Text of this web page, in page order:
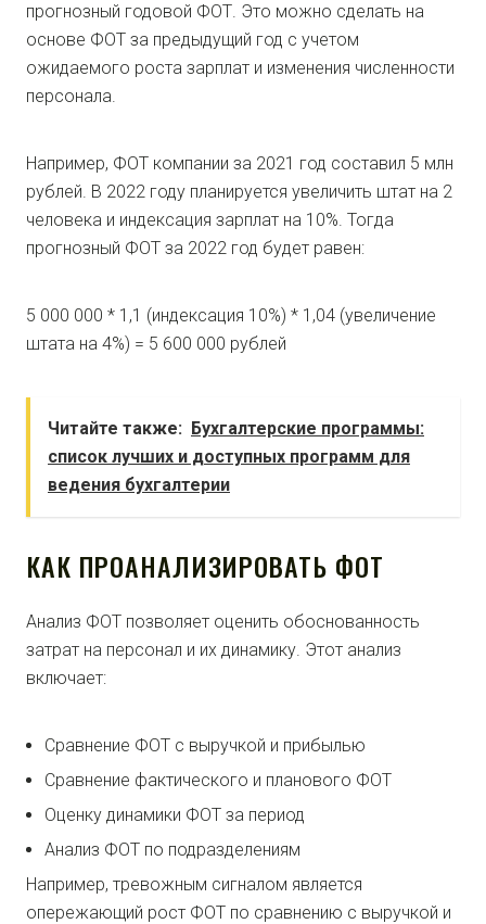
прогнозный годовой ФОТ. Это можно сделать на
основе ФОТ за предыдущий год с учетом
ожидаемого роста зарплат и изменения численности
персонала.
Например, ФОТ компании за 2021 год составил 5 млн
рублей. В 2022 году планируется увеличить штат на 2
человека и индексация зарплат на 10%. Тогда
прогнозный ФОТ за 2022 год будет равен:
5 000 000 * 1,1 (индексация 10%) * 1,04 (увеличение
штата на 4%) = 5 600 000 рублей
Читайте также: Бухгалтерские программы:
список лучших и доступных программ для
ведения бухгалтерии
КАК ПРОАНАЛИЗИРОВАТЬ ФОТ
Анализ ФОТ позволяет оценить обоснованность
затрат на персонал и их динамику. Этот анализ
включает:
Сравнение ФОТ с выручкой и прибылью
Сравнение фактического и планового ФОТ
Оценку динамики ФОТ за период
Анализ ФОТ по подразделениям
Например, тревожным сигналом является
опережающий рост ФОТ по сравнению с выручкой и